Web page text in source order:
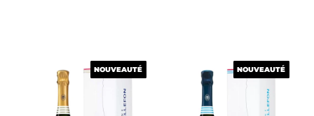
NOUVEAUTÉ
NOUVEAUTÉ NOUVEAUTÉ
NOUVEAUTÉ